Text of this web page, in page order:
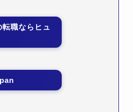
職ならヒュ